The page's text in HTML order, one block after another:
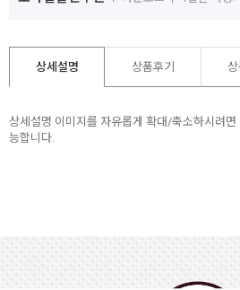
상세설명 상품후기 상
상세설명 이미지를 자유롭게 확대/축소하시려면
능합니다.